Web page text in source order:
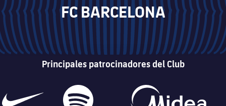
FC BARCELONA
Principales patrocinadores del Club